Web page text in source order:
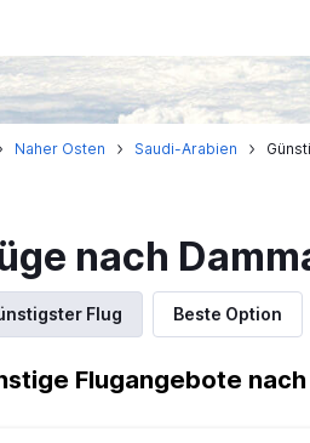
Naher Osten Saudi-Arabien
nach
Flug Beste Option
Flugangebote nach